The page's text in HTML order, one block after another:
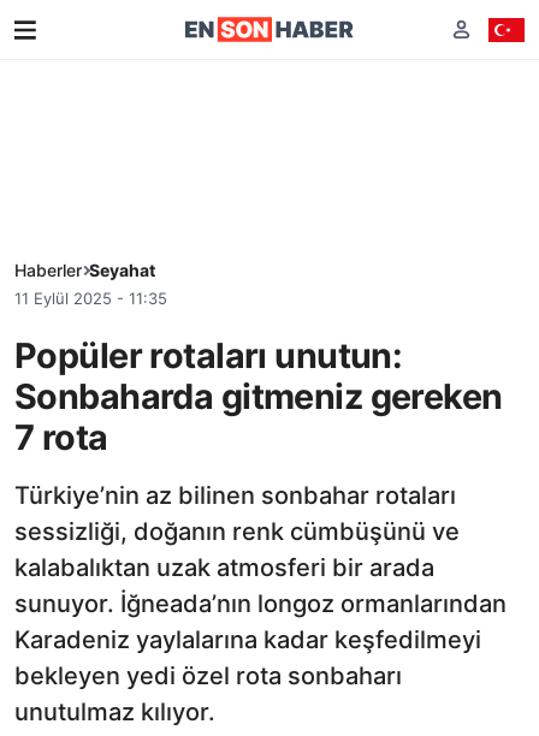
Haberler Seyahat
11 Eylül 2025 - 11:35
Popüler rotaları unutun:
Sonbaharda gitmeniz gereken
7 rota
Türkiye’nin az bilinen sonbahar rotaları
sessizliği, doğanın renk cümbüşünü ve
kalabalıktan uzak atmosferi bir arada
sunuyor. İğneada’nın longoz ormanlarından
Karadeniz yaylalarına kadar keşfedilmeyi
bekleyen yedi özel rota sonbaharı
unutulmaz kılıyor.